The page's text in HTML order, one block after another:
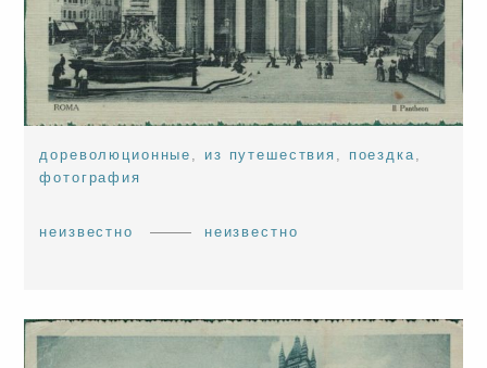
дореволюционные из путешествия поездка
фотография
неизвестно неизвестно